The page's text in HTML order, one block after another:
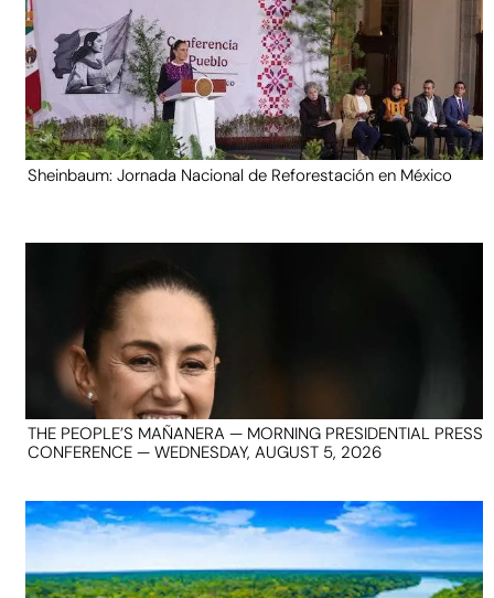
Sheinbaum: Jornada Nacional de Reforestación en México
THE PEOPLE’S MAÑANERA — MORNING PRESIDENTIAL PRESS
CONFERENCE — WEDNESDAY, AUGUST 5, 2026